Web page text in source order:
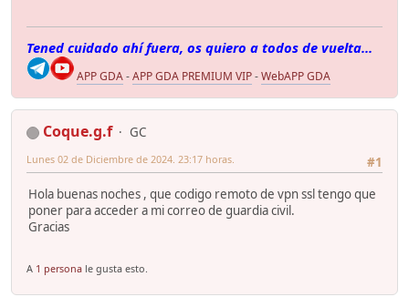
Tened cuidado ahí fuera, os quiero a todos de vuelta...
APP GDA-APP GDA PREMIUM VIP-WebAPP GDA
Coque.g.f
GC
#1
Lunes 02 de Diciembre de 2024. 23:17 horas.
Hola buenas noches , que codigo remoto de vpn ssl tengo que
poner para acceder a mi correo de guardia civil.
Gracias
A 1 persona le gusta esto.